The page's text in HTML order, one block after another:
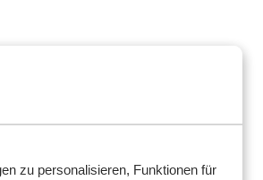
zu personalisieren, Funktionen für